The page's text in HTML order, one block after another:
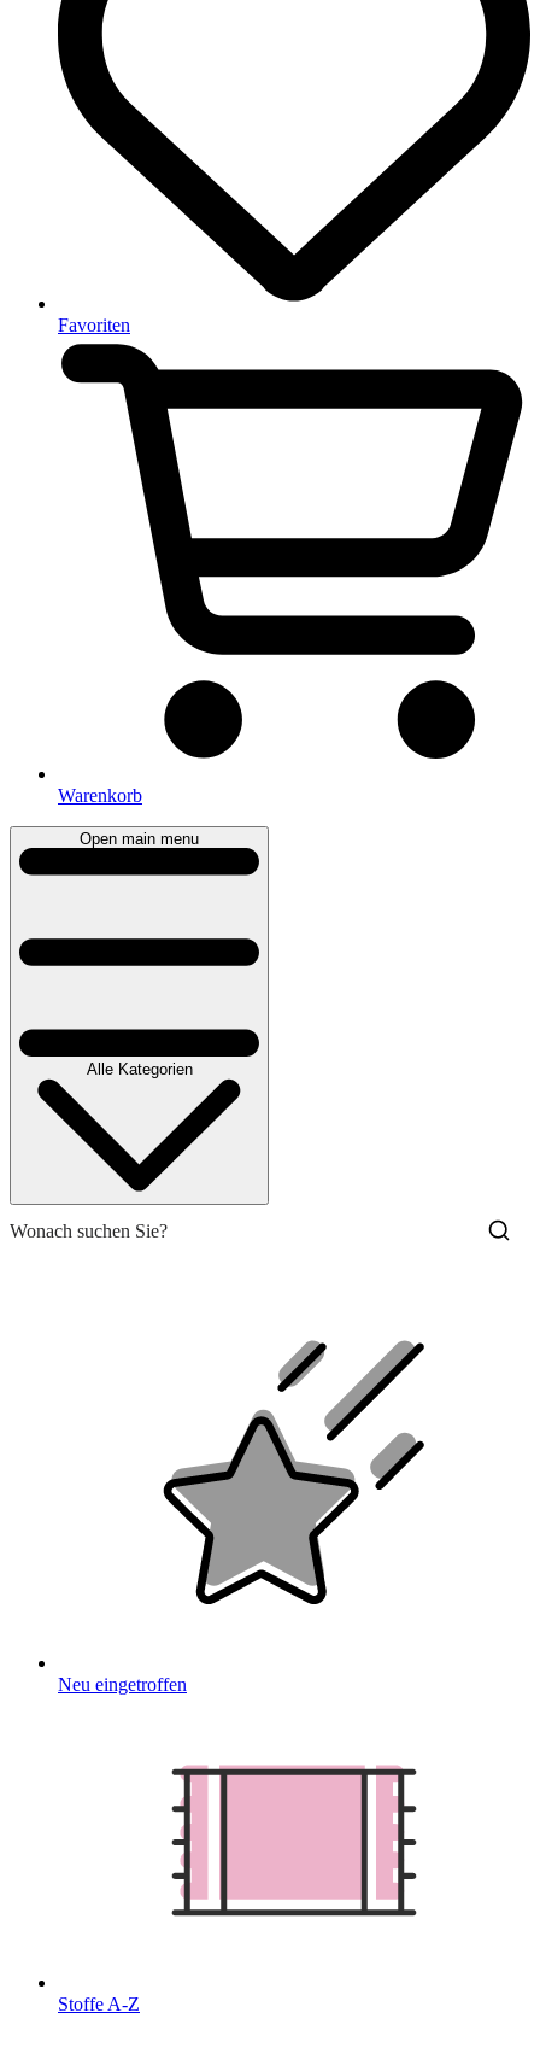
Favoriten
Warenkorb
Open main menu
Alle Kategorien
Neu eingetroffen
Stoffe A-Z